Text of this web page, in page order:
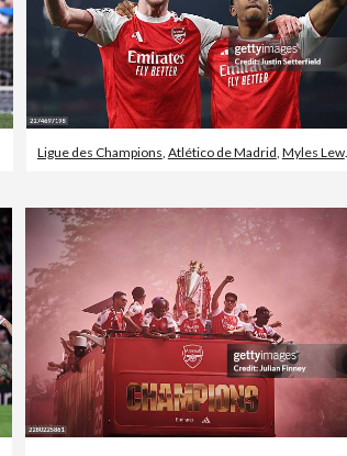
Ligue des Champions, Atlético de Madrid, Myles Lewis-Skelly